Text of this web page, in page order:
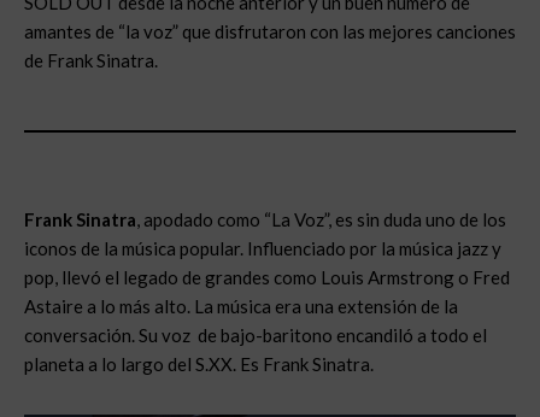
amantes de “la voz” que disfrutaron con las mejores canciones
de Frank Sinatra.
Frank Sinatra, apodado como “La Voz”, es sin duda uno de los
iconos de la música popular. Influenciado por la música jazz y
pop, llevó el legado de grandes como Louis Armstrong o Fred
Astaire a lo más alto. La música era una extensión de la
conversación. Su voz de bajo-baritono encandiló a todo el
planeta a lo largo del S.XX. Es Frank Sinatra.